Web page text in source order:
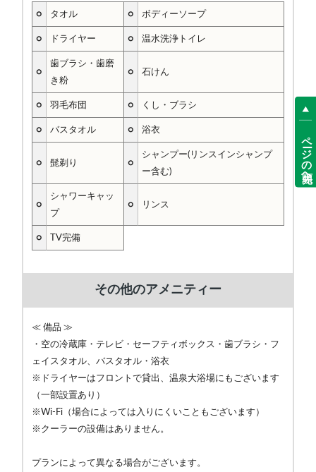
○ タオル ○ ボディーソープ
○ ドライヤー ○ 温水洗浄トイレ
○
歯ブラシ・歯磨
き粉
○ 石けん
○ 羽毛布団 ○ くし・ブラシ
○ バスタオル ○ 浴衣
○ 髭剃り ○
シャンプー(リンスインシャンプ
ー含む)
○
シャワーキャッ
プ
○ リンス
○ TV完備
その他のアメニティー
≪ 備品 ≫
・空の冷蔵庫・テレビ・セーフティボックス・歯ブラシ・フ
ェイスタオル、バスタオル・浴衣
※ドライヤーはフロントで貸出、温泉大浴場にもございます
（一部設置あり）
※Wi-Fi（場合によっては入りにくいこともございます）
※クーラーの設備はありません。
プランによって異なる場合がございます。
ページの先頭へ